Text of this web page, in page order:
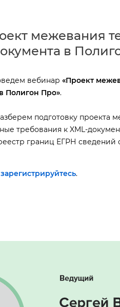
межевания
в
вебинар «Проект
Полигон Про».
подготовку проекта
требования к XML-
границ ЕГРН
зарегистрируйтесь.